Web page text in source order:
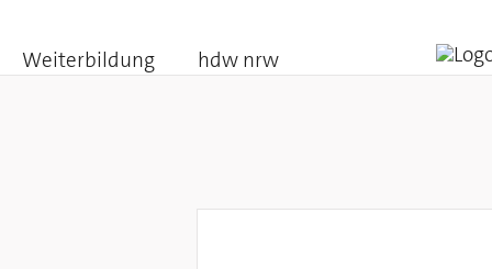
Weiterbildung hdw nrw